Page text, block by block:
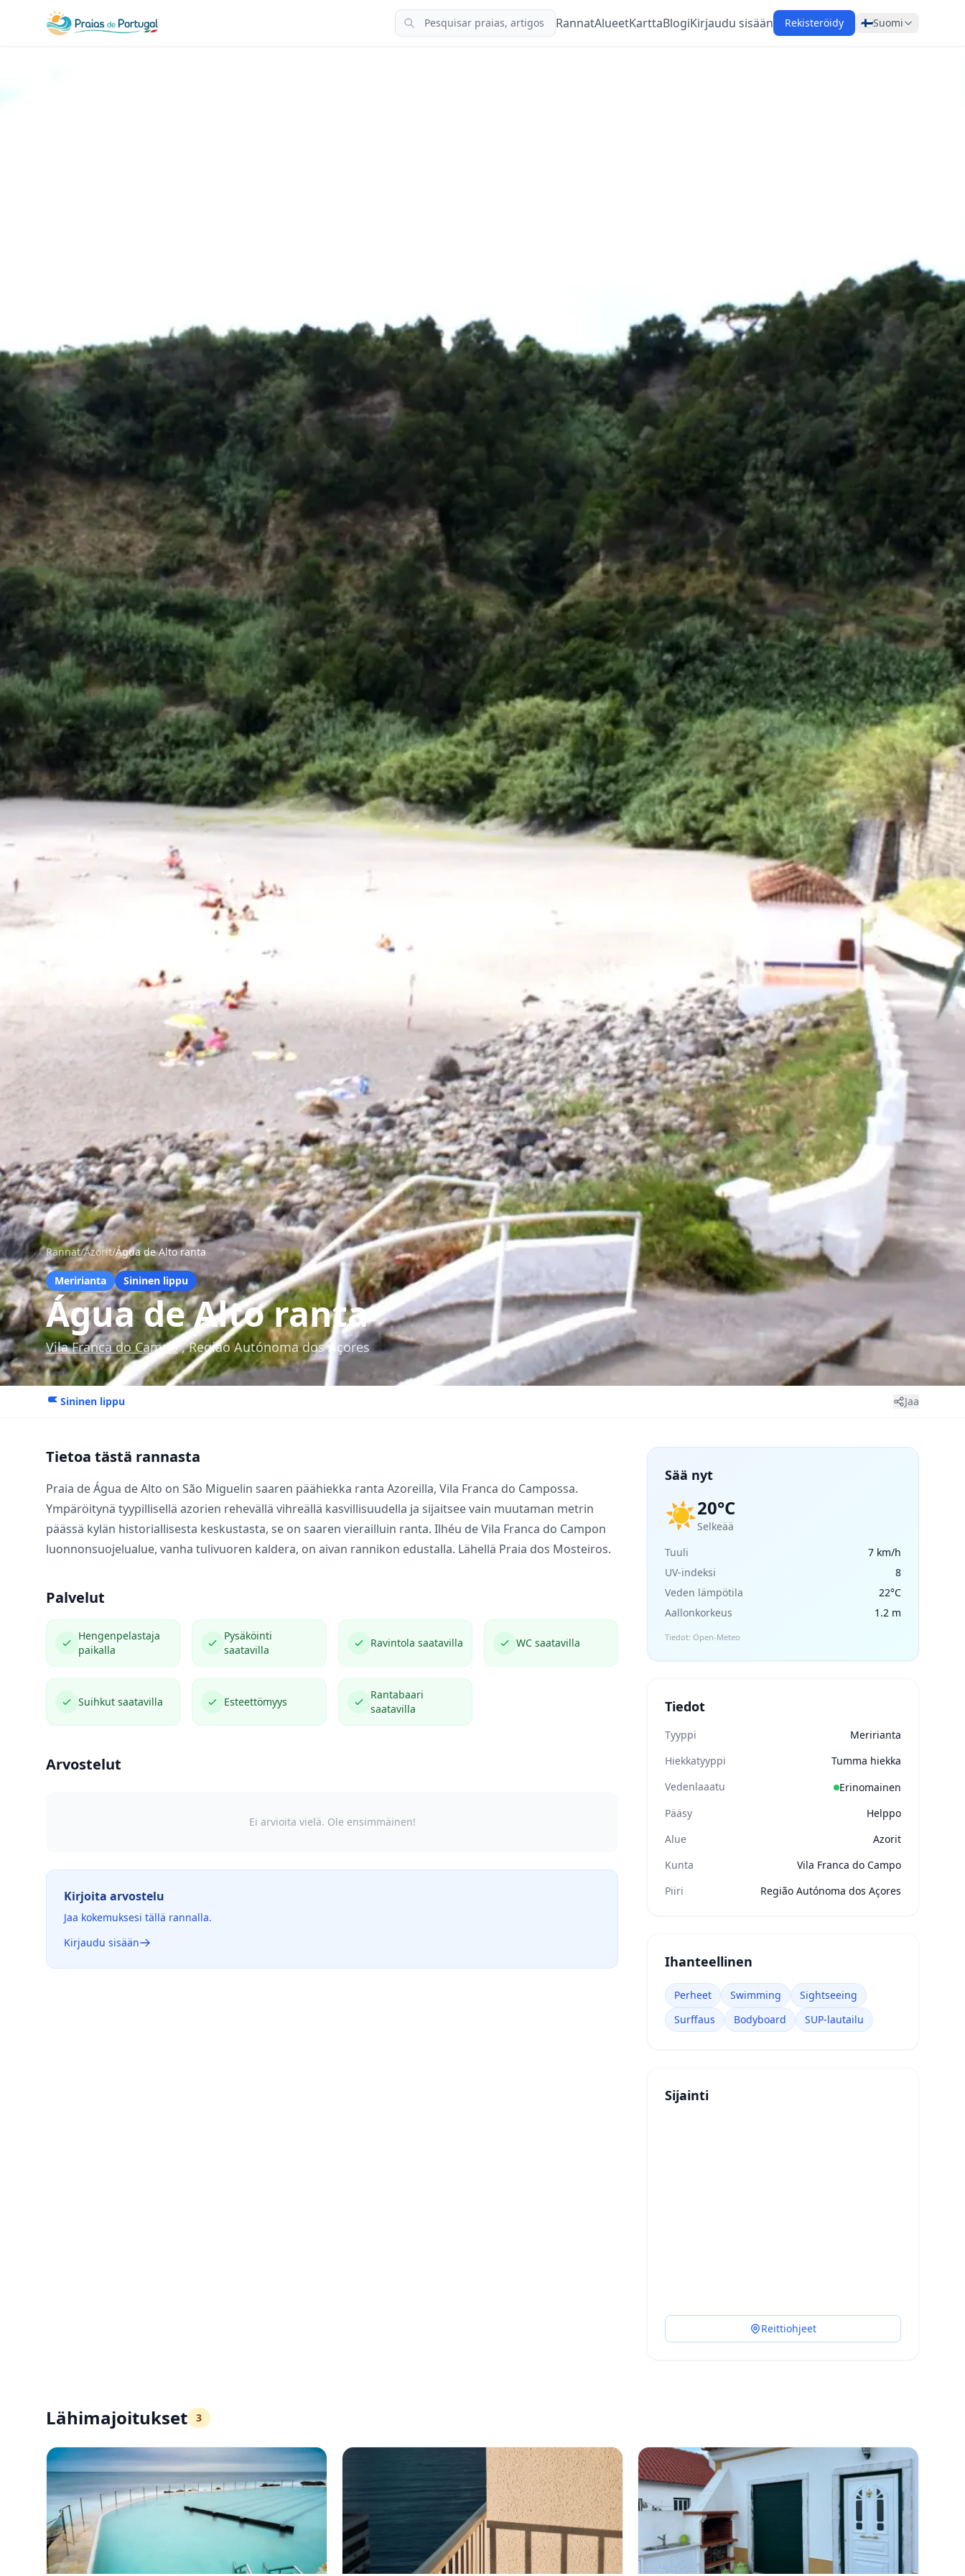
RannatAlueetKarttaBlogiKirjaudu sisään Rekisteröidy 🇫🇮Suomi
Rannat/Azorit/Água de Alto ranta
Meririanta Sininen lippu
Água de Alto ranta
Vila Franca do Campo, Região Autónoma dos Açores
Sininen lippu Jaa
Tietoa tästä rannasta
Praia de Água de Alto on São Miguelin saaren päähiekka ranta Azoreilla, Vila Franca do Campossa.
Ympäröitynä tyypillisellä azorien rehevällä vihreällä kasvillisuudella ja sijaitsee vain muutaman metrin
päässä kylän historiallisesta keskustasta, se on saaren vierailluin ranta. Ilhéu de Vila Franca do Campon
luonnonsuojelualue, vanha tulivuoren kaldera, on aivan rannikon edustalla. Lähellä Praia dos Mosteiros.
Palvelut
Hengenpelastaja
paikalla
Pysäköinti
saatavilla
Ravintola saatavilla WC saatavilla
Suihkut saatavilla Esteettömyys
Rantabaari
saatavilla
Arvostelut
Ei arvioita vielä. Ole ensimmäinen!
Kirjoita arvostelu
Jaa kokemuksesi tällä rannalla.
Kirjaudu sisään
Sää nyt
☀️20°C
Selkeää
Tuuli
7 km/h
UV-indeksi
8
Veden lämpötila
22°C
Aallonkorkeus
1.2 m
Tiedot: Open-Meteo
Tiedot
Tyyppi
Meririanta
Hiekkatyyppi
Tumma hiekka
Vedenlaaatu
Erinomainen
Pääsy
Helppo
Alue
Azorit
Kunta
Vila Franca do Campo
Piiri
Região Autónoma dos Açores
Ihanteellinen
Perheet Swimming
Sightseeing
Surffaus
Bodyboard SUP-lautailu
Sijainti
Reittiohjeet
Lähimajoitukset 3